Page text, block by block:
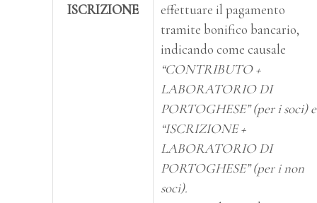
ISCRIZIONE
effettuare il pagamento
tramite bonifico bancario,
indicando come causale
“CONTRIBUTO +
LABORATORIO DI
PORTOGHESE” (per i soci) e
“ISCRIZIONE +
LABORATORIO DI
PORTOGHESE” (per i non
soci).